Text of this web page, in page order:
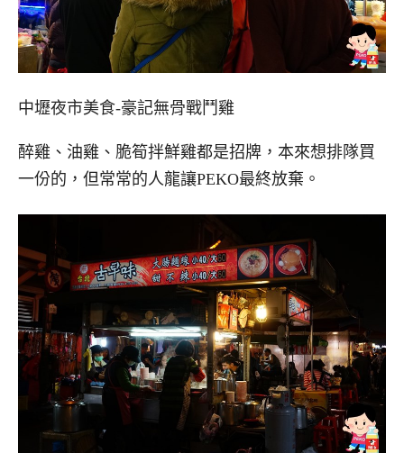
中壢夜市美食-豪記無骨戰鬥雞
醉雞、油雞、脆筍拌鮮雞都是招牌，本來想排隊買
一份的，但常常的人龍讓PEKO最終放棄。